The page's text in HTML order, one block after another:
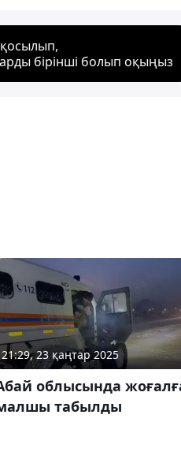
бірінші болып оқыңыз
21:29, 23 қаңтар 2025
облысында
табылды